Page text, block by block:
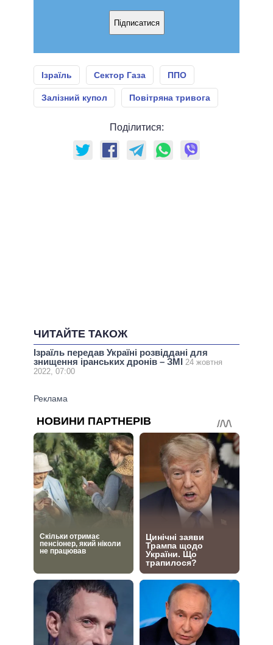
Підписатися
Ізраїль Сектор Газа ППО
Залізний купол Повітряна тривога
Поділитися:
ЧИТАЙТЕ ТАКОЖ
Ізраїль передав Україні розвіддані для
знищення іранських дронів – ЗМІ 24 жовтня
2022, 07:00